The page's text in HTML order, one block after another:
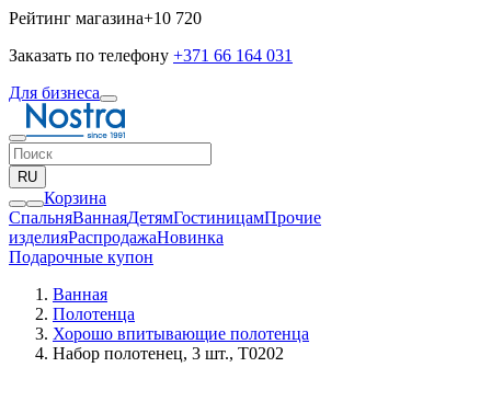
Рейтинг магазина+10 720
Заказать по телефону +371 66 164 031
Для бизнеса
RU
Корзина
СпальняВаннаяДетямГостиницамПрочие
изделияPаспродажаНовинка
Подарочные купон
Ванная
Полотенца
Хорошо впитывающие полотенца
Набор полотенец, 3 шт., T0202